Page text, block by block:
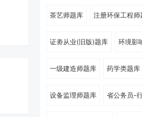
茶艺师题库 注册环保工程师
证劵从业(旧版)题库 环境影
一级建造师题库 药学类题库
设备监理师题库 省公务员-